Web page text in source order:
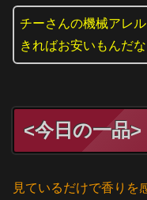
チーさんの機械アレ
きればお安いもんだな
<今日の一品>
見ているだけで香り